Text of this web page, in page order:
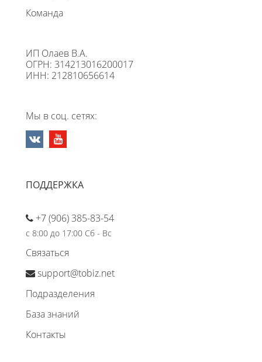
Команда
ИП Олаев В.А.
ОГРН: 314213016200017
ИНН: 212810656614
Мы в соц. сетях:
ПОДДЕРЖКА
+7 (906) 385-83-54
с 8:00 до 17:00 Сб - Вс
Связаться
support@tobiz.net
Подразделения
База знаний
Контакты